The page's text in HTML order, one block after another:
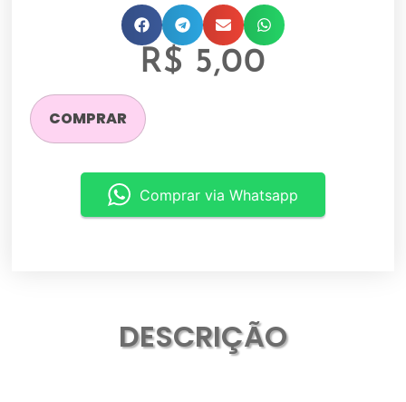
R$ 5,00
COMPRAR
Comprar via Whatsapp
DESCRIÇÃO